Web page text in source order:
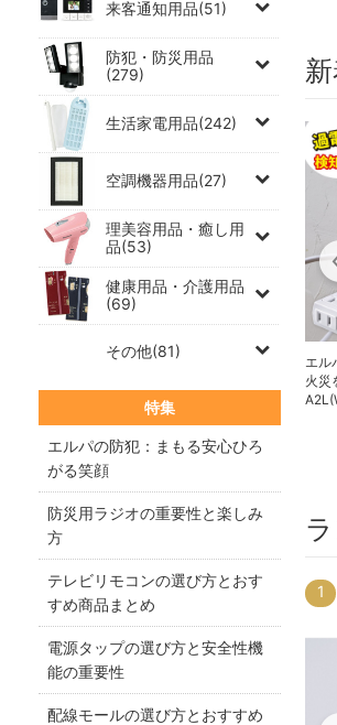
来客通知用品(51)
防犯・防災用品
(279)
生活家電用品(242)
空調機器用品(27)
理美容用品・癒し用
品(53)
健康用品・介護用品
(69)
その他(81)
特集
エルパの防犯：まもる安心ひろ
がる笑顔
防災用ラジオの重要性と楽しみ
方
テレビリモコンの選び方とおす
すめ商品まとめ
電源タップの選び方と安全性機
能の重要性
配線モールの選び方とおすすめ
エル
火災
20 1